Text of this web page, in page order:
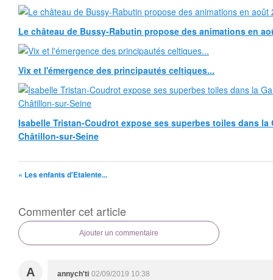
Le château de Bussy-Rabutin propose des animations en
Vix et l'émergence des principautés celtiques...
Isabelle Tristan-Coudrot expose ses superbes toiles dans la
Châtillon-sur-Seine
« Les enfants d'Etalente...
Commenter cet article
Ajouter un commentaire
A annych'ti 02/09/2019 10:38